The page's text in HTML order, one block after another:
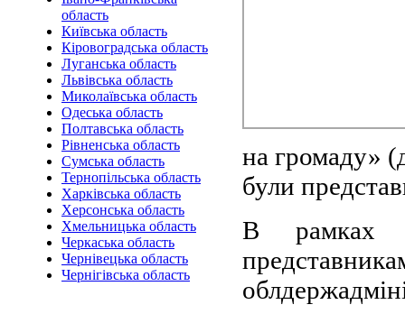
область
Київська область
Кіровоградська область
Луганська область
Львівська область
Миколаївська область
Одеська область
Полтавська область
Рівненська область
Сумська область
Тернопільська область
Харківська область
Херсонська область
Хмельницька область
Черкаська область
Чернівецька область
Чернігівська область
на громаду»
були
В рамках